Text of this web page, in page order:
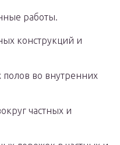
работы.
конструкций и
полов во внутренних
частных и